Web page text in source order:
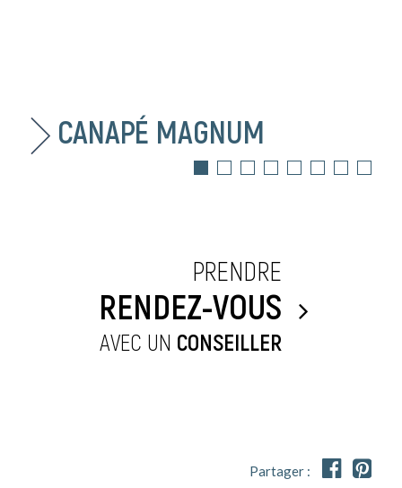
CANAPÉ MAGNUM
PRENDRE
RENDEZ-VOUS
AVEC UN CONSEILLER
Partager :  